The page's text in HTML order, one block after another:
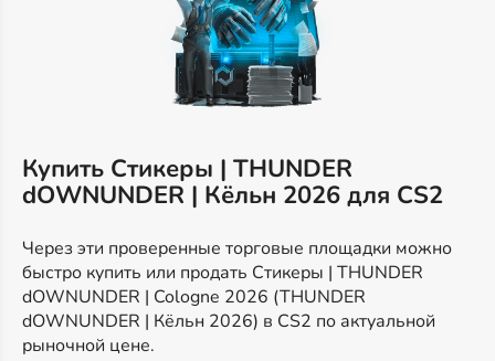
Купить Стикеры | THUNDER
dOWNUNDER | Кёльн 2026 для CS2
Через эти проверенные торговые площадки можно
быстро купить или продать Стикеры | THUNDER
dOWNUNDER | Cologne 2026 (THUNDER
dOWNUNDER | Кёльн 2026) в CS2 по актуальной
рыночной цене.